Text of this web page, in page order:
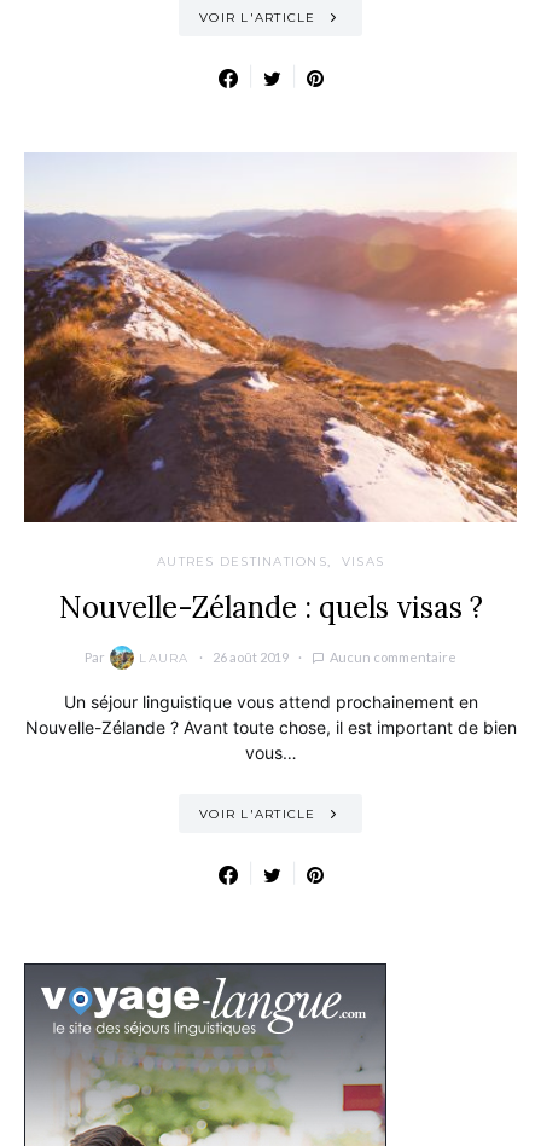
VOIR L'ARTICLE
AUTRES DESTINATIONS VISAS
Nouvelle-Zélande : quels visas ?
Par LAURA 26 août 2019 Aucun commentaire
Un séjour linguistique vous attend prochainement en
Nouvelle-Zélande ? Avant toute chose, il est important de bien
vous…
VOIR L'ARTICLE